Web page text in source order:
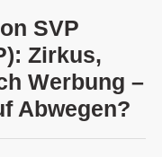
SVP
Zirkus,
Werbung –
Abwegen?